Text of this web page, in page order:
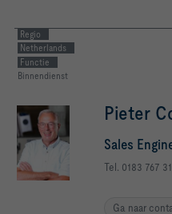
Regio
Netherlands
Functie
Binnendienst
Pieter
Sales
Tel. 0183 767
Ga naar